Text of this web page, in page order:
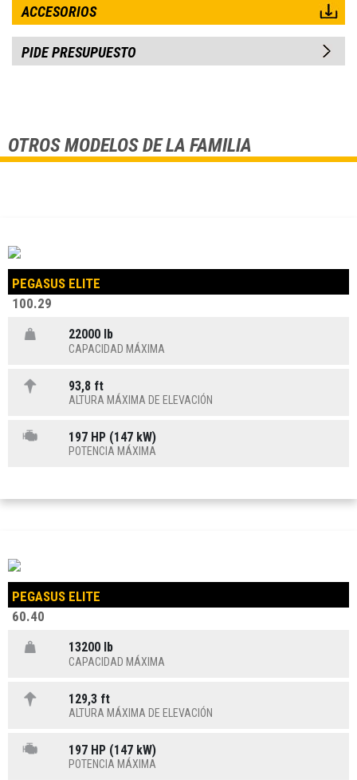
ACCESORIOS
PIDE PRESUPUESTO
OTROS MODELOS DE LA FAMILIA
PEGASUS ELITE
100.29
22000 lb
CAPACIDAD MÁXIMA
93,8 ft
ALTURA MÁXIMA DE ELEVACIÓN
197 HP (147 kW)
POTENCIA MÁXIMA
PEGASUS ELITE
60.40
13200 lb
CAPACIDAD MÁXIMA
129,3 ft
ALTURA MÁXIMA DE ELEVACIÓN
197 HP (147 kW)
POTENCIA MÁXIMA